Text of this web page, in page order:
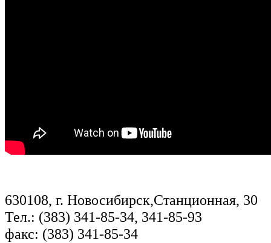
630108, г. Новосибирск,Станционная, 30
Тел.: (383) 341-85-34, 341-85-93
факс: (383) 341-85-34